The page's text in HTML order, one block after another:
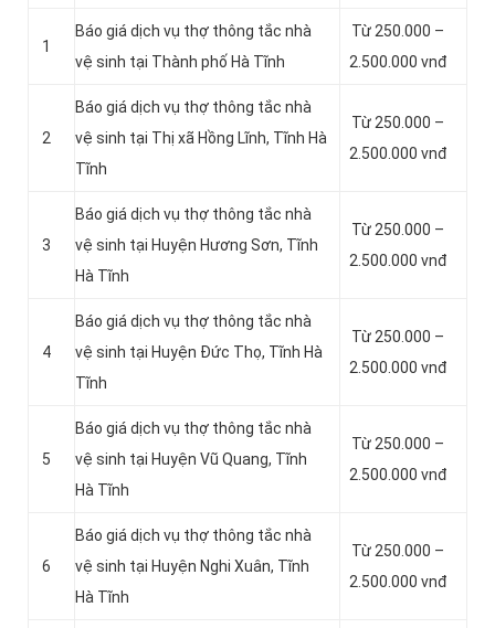
1
Báo giá dịch vụ thợ thông tắc nhà
vệ sinh tại Thành phố Hà Tĩnh
Từ 250.000 –
2.500.000 vnđ
2
Báo giá dịch vụ thợ thông tắc nhà
vệ sinh tại Thị xã Hồng Lĩnh, Tĩnh Hà
Tĩnh
Từ 250.000 –
2.500.000 vnđ
3
Báo giá dịch vụ thợ thông tắc nhà
vệ sinh tại Huyện Hương Sơn, Tĩnh
Hà Tĩnh
Từ 250.000 –
2.500.000 vnđ
4
Báo giá dịch vụ thợ thông tắc nhà
vệ sinh tại Huyện Đức Thọ, Tĩnh Hà
Tĩnh
Từ 250.000 –
2.500.000 vnđ
5
Báo giá dịch vụ thợ thông tắc nhà
vệ sinh tại Huyện Vũ Quang, Tĩnh
Hà Tĩnh
Từ 250.000 –
2.500.000 vnđ
6
Báo giá dịch vụ thợ thông tắc nhà
vệ sinh tại Huyện Nghi Xuân, Tĩnh
Hà Tĩnh
Từ 250.000 –
2.500.000 vnđ